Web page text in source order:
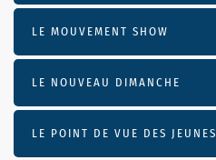
LE MOUVEMENT SHOW
LE NOUVEAU DIMANCHE
LE POINT DE VUE DES JEUNES